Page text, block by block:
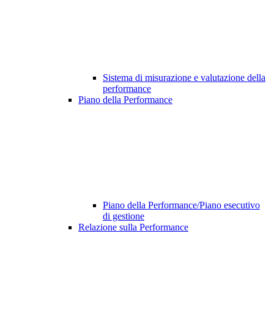
Sistema di misurazione e valutazione della
performance
Piano della Performance
Piano della Performance/Piano esecutivo
di gestione
Relazione sulla Performance